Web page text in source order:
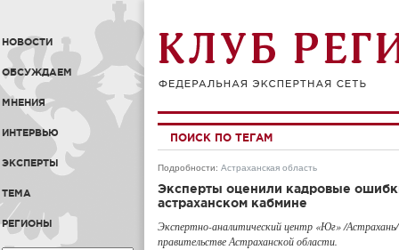
НОВОСТИ
ОБСУЖДАЕМ
МНЕНИЯ
ИНТЕРВЬЮ
ЭКСПЕРТЫ
ТЕМА
РЕГИОНЫ
ПОИСК ПО ТЕГАМ
Подробности: Астраханская область
Эксперты оценили кадровые
астраханском кабмине
Экспертно-аналитический центр «Юг» /
правительстве Астраханской области.